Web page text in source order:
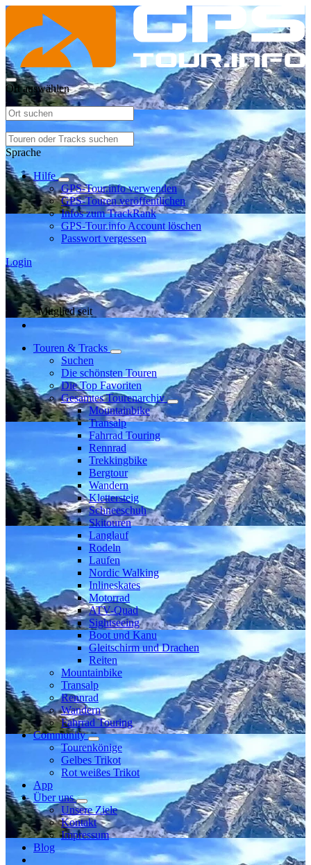
Ort auswählen
Sprache
Hilfe
GPS-Tour.info verwenden
GPS-Touren veröffentlichen
Infos zum TrackRank
GPS-Tour.info Account löschen
Passwort vergessen
Login
Mitglied seit
Touren & Tracks
Suchen
Die schönsten Touren
Die Top Favoriten
Gesamtes Tourenarchiv
Mountainbike
Transalp
Fahrrad Touring
Rennrad
Trekkingbike
Bergtour
Wandern
Klettersteig
Schneeschuh
Skitouren
Langlauf
Rodeln
Laufen
Nordic Walking
Inlineskates
Motorrad
ATV-Quad
Sightseeing
Boot und Kanu
Gleitschirm und Drachen
Reiten
Mountainbike
Transalp
Rennrad
Wandern
Fahrrad Touring
Community
Tourenkönige
Gelbes Trikot
Rot weißes Trikot
App
Über uns
Unsere Ziele
Kontakt
Impressum
Blog